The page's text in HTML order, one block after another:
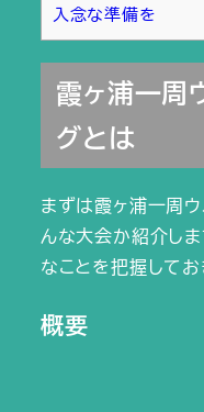
入念な準備を
霞ヶ浦一周
グとは
まずは霞ヶ浦一周
んな大会か紹介し
なことを把握してお
概要